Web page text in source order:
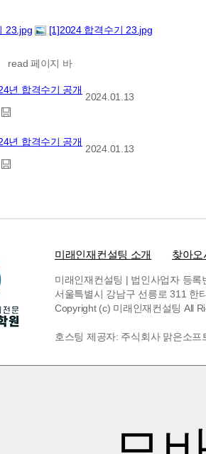
23.jpg
[1]2024 합격수기 23.jpg
read 페이지 바
년 합격수기 공개
2024.01.13
년 합격수기 공개
2024.01.13
미래인재컨설팅 소개 찾아
미래인재컨설팅 | 법인사업자 등
서울특별시 강남구 선릉로 311 한
Copyright (c) 미래인재컨설팅 All
호스팅 제공자: 주식회사 맑은소